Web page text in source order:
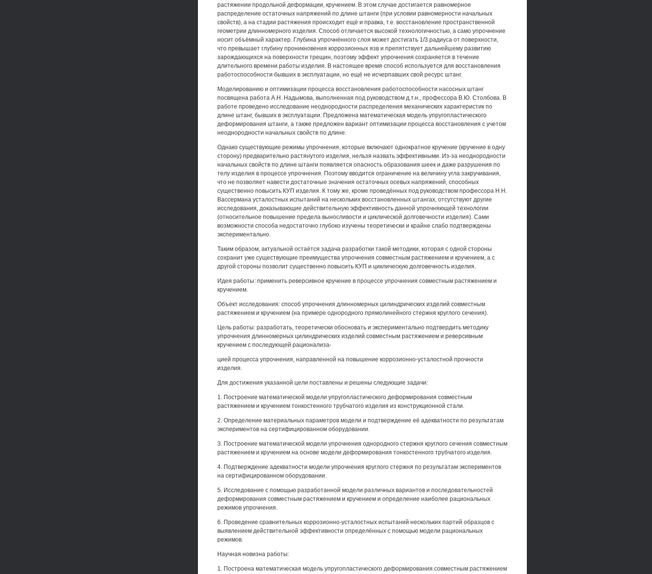
растяжении продольной деформации, кручением. В этом случае достигается равномерное
распределение остаточных напряжений по длине штанги (при условии равномерности начальных
свойств), а на стадии растяжения происходит ещё и правка, т.е. восстановление пространственной
геометрии длинномерного изделия. Способ отличается высокой технологичностью, а само упрочнение
носит объёмный характер. Глубина упрочнённого слоя может достигать 1/3 радиуса от поверхности,
что превышает глубину проникновения коррозионных язв и препятствует дальнейшему развитию
зарождающихся на поверхности трещин, поэтому эффект упрочнения сохраняется в течение
длительного времени работы изделия. В настоящее время способ используется для восстановления
работоспособности бывших в эксплуатации, но ещё не исчерпавших свой ресурс штанг.
Моделированию и оптимизации процесса восстановления работоспособности насосных штанг
посвящена работа А.Н. Надымова, выполненная под руководством д.т.н., профессора В.Ю. Столбова. В
работе проведено исследование неоднородности распределения механических характеристик по
длине штанг, бывших в эксплуатации. Предложена математическая модель упругопластического
деформирования штанги, а также предложен вариант оптимизации процесса восстановления с учетом
неоднородности начальных свойств по длине.
Однако существующие режимы упрочнения, которые включают однократное кручение (кручение в одну
сторону) предварительно растянутого изделия, нельзя назвать эффективными. Из-за неоднородности
начальных свойств по длине штанги появляется опасность образования шеек и даже разрушения по
телу изделия в процессе упрочнения. Поэтому вводится ограничение на величину угла закручивания,
что не позволяет навести достаточные значения остаточных осевых напряжений, способных
существенно повысить КУП изделия. К тому же, кроме проведённых под руководством профессора H.H.
Вассермана усталостных испытаний на нескольких восстановленных штангах, отсутствуют другие
исследования, доказывающие действительную эффективность данной упрочняющей технологии
(относительное повышение предела выносливости и циклической долговечности изделия). Сами
возможности способа недостаточно глубоко изучены теоретически и крайне слабо подтверждены
экспериментально.
Таким образом, актуальной остаётся задача разработки такой методики, которая с одной стороны
сохранит уже существующие преимущества упрочнения совместным растяжением и кручением, а с
другой стороны позволит существенно повысить КУП и циклическую долговечность изделия.
Идея работы: применить реверсивное кручение в процессе упрочнения совместным растяжением и
кручением.
Объект исследования: способ упрочнения длинномерных цилиндрических изделий совместным
растяжением и кручением (на примере однородного прямолинейного стержня круглого сечения).
Цель работы: разработать, теоретически обосновать и экспериментально подтвердить методику
упрочнения длинномерных цилиндрических изделий совместным растяжением и реверсивным
кручением с последующей рационализа-
цией процесса упрочнения, направленной на повышение коррозионно-усталостной прочности
изделия.
Для достижения указанной цели поставлены и решены следующие задачи:
1. Построение математической модели упругопластического деформирования совместным
растяжением и кручением тонкостенного трубчатого изделия из конструкционной стали.
2. Определение материальных параметров модели и подтверждение её адекватности по результатам
экспериментов на сертифицированном оборудовании.
3. Построение математической модели упрочнения однородного стержня круглого сечения совместным
растяжением и кручением на основе модели деформирования тонкостенного трубчатого изделия.
4. Подтверждение адекватности модели упрочнения круглого стержня по результатам экспериментов
на сертифицированном оборудовании.
5. Исследование с помощью разработанной модели различных вариантов и последовательностей
деформирования совместным растяжением и кручением и определение наиболее рациональных
режимов упрочнения.
6. Проведение сравнительных коррозионно-усталостных испытаний нескольких партий образцов с
выявлением действительной эффективности определённых с помощью модели рациональных
режимов.
Научная новизна работы:
1. Построена математическая модель упругопластического деформирования совместным растяжением